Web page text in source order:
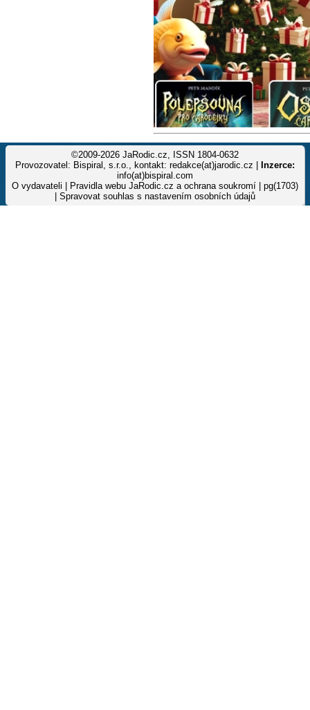
©2009-2026 JaRodic.cz, ISSN 1804-0632
Provozovatel: Bispiral, s.r.o., kontakt: redakce(at)jarodic.cz |
Inzerce:
info(at)bispiral.com
O vydavateli
Pravidla webu JaRodic.cz a ochrana soukromí | pg(1703)
Spravovat souhlas s nastavením osobních údajů